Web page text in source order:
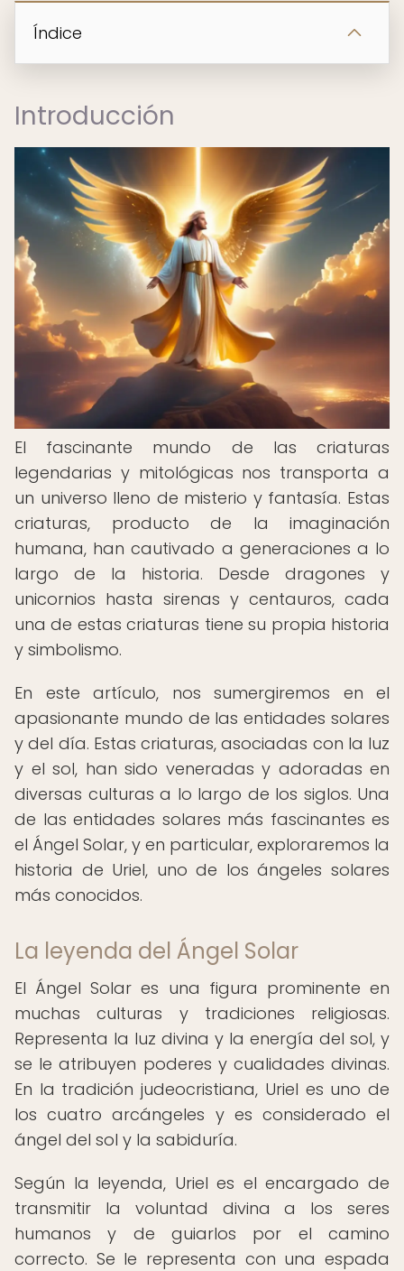
Índice
Introducción
El fascinante mundo de las criaturas
legendarias y mitológicas nos transporta a
un universo lleno de misterio y fantasía. Estas
criaturas, producto de la imaginación
humana, han cautivado a generaciones a lo
largo de la historia. Desde dragones y
unicornios hasta sirenas y centauros, cada
una de estas criaturas tiene su propia historia
y simbolismo.
En este artículo, nos sumergiremos en el
apasionante mundo de las entidades solares
y del día. Estas criaturas, asociadas con la luz
y el sol, han sido veneradas y adoradas en
diversas culturas a lo largo de los siglos. Una
de las entidades solares más fascinantes es
el Ángel Solar, y en particular, exploraremos la
historia de Uriel, uno de los ángeles solares
más conocidos.
La leyenda del Ángel Solar
El Ángel Solar es una figura prominente en
muchas culturas y tradiciones religiosas.
Representa la luz divina y la energía del sol, y
se le atribuyen poderes y cualidades divinas.
En la tradición judeocristiana, Uriel es uno de
los cuatro arcángeles y es considerado el
ángel del sol y la sabiduría.
Según la leyenda, Uriel es el encargado de
transmitir la voluntad divina a los seres
humanos y de guiarlos por el camino
correcto. Se le representa con una espada